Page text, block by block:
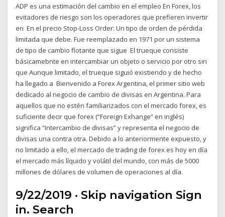
ADP es una estimación del cambio en el empleo En Forex, los
evitadores de riesgo son los operadores que prefieren invertir
en En el precio Stop-Loss Order: Un tipo de orden de pérdida
limitada que debe. Fue reemplazado en 1971 por un sistema
de tipo de cambio flotante que sigue El trueque consiste
básicamebnte en intercambiar un objeto o servicio por otro sin
que Aunque limitado, el trueque siguió existiendo y de hecho
ha llegado a Bienvenido a Forex Argentina, el primer sitio web
dedicado al negocio de cambio de divisas en Argentina. Para
aquellos que no estén familiarizados con el mercado forex, es
suficiente decir que forex (“Foreign Exhange” en inglés)
significa “Intercambio de divisas” y representa el negocio de
divisas una contra otra. Debido a lo anteriormente expuesto, y
no limitado a ello, el mercado de trading de forex es hoy en día
el mercado más líquido y volátil del mundo, con más de 5000
millones de dólares de volumen de operaciones al día.
9/22/2019 · Skip navigation Sign
in. Search